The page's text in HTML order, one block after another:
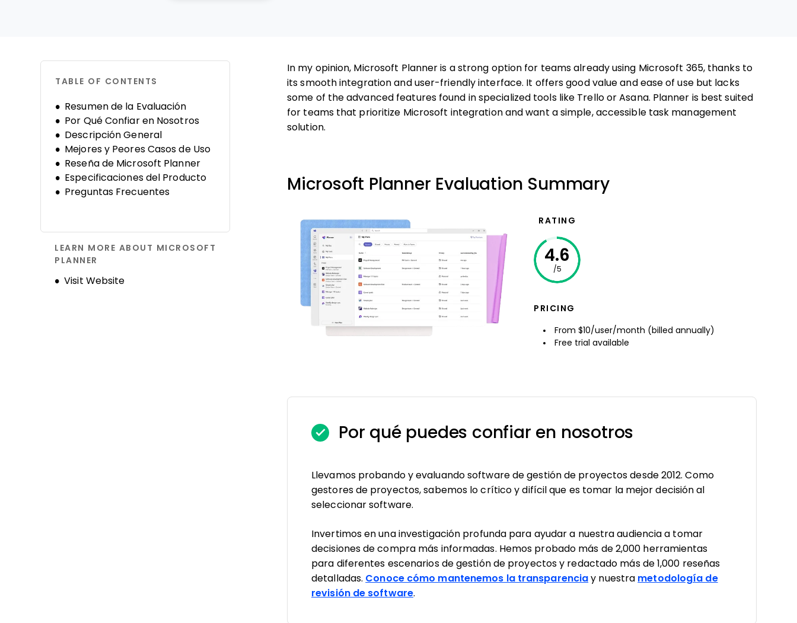
TABLE OF CONTENTS
Resumen de la Evaluación
Por Qué Confiar en Nosotros
Descripción General
Mejores y Peores Casos de Uso
Reseña de Microsoft Planner
Especificaciones del Producto
Preguntas Frecuentes
LEARN MORE ABOUT MICROSOFT
PLANNER
Visit Website
Opens new window
In my opinion, Microsoft Planner is a strong option for teams already using Microsoft 365, thanks to
its smooth integration and user-friendly interface. It offers good value and ease of use but lacks
some of the advanced features found in specialized tools like Trello or Asana. Planner is best suited
for teams that prioritize Microsoft integration and want a simple, accessible task management
solution.
Microsoft Planner Evaluation Summary
RATING
4.6
/5
PRICING
From $10/user/month (billed annually)
Free trial available
Por qué puedes confiar en nosotros
Llevamos probando y evaluando software de gestión de proyectos desde 2012. Como
gestores de proyectos, sabemos lo crítico y difícil que es tomar la mejor decisión al
seleccionar software.
Invertimos en una investigación profunda para ayudar a nuestra audiencia a tomar
decisiones de compra más informadas. Hemos probado más de 2,000 herramientas
para diferentes escenarios de gestión de proyectos y redactado más de 1,000 reseñas
detalladas. Conoce cómo mantenemos la transparencia y nuestra metodología de
revisión de software.